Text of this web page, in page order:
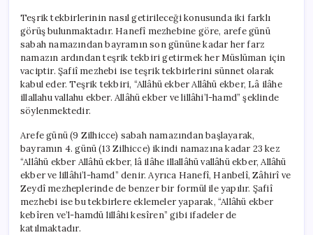
Teşrik tekbirlerinin nasıl getirileceği konusunda iki farklı
görüş bulunmaktadır. Hanefî mezhebine göre, arefe günü
sabah namazından bayramın son gününe kadar her farz
namazın ardından teşrik tekbiri getirmek her Müslüman için
vaciptir. Şafiî mezhebi ise teşrik tekbirlerini sünnet olarak
kabul eder. Teşrik tekbiri, “Allâhü ekber Allâhü ekber, Lâ ilâhe
illallahu vallahu ekber. Allâhü ekber ve lillâhi’l-hamd” şeklinde
söylenmektedir.
Arefe günü (9 Zilhicce) sabah namazından başlayarak,
bayramın 4. günü (13 Zilhicce) ikindi namazına kadar 23 kez
“Allâhü ekber Allâhü ekber, lâ ilâhe illallâhü vallâhü ekber, Allâhü
ekber ve lillâhi’l-hamd” denir. Ayrıca Hanefî, Hanbelî, Zâhirî ve
Zeydî mezheplerinde de benzer bir formül ile yapılır. Şafiî
mezhebi ise bu tekbirlere eklemeler yaparak, “Allâhü ekber
kebîren ve’l-hamdü lillâhi kesîren” gibi ifadeler de
katılmaktadır.